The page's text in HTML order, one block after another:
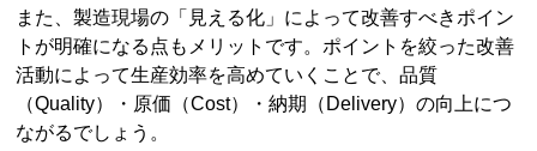
また、製造現場の「見える化」によって改善すべきポイン
トが明確になる点もメリットです。ポイントを絞った改善
活動によって生産効率を高めていくことで、品質
（Quality）・原価（Cost）・納期（Delivery）の向上につ
ながるでしょう。